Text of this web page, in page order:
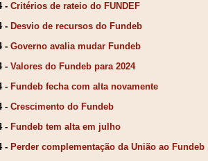
- Critérios de rateio do FUNDEF
- Desvio de recursos do Fundeb
- Governo avalia mudar Fundeb
- Valores do Fundeb para 2024
- Fundeb fecha com alta novamente
- Crescimento do Fundeb
- Fundeb tem alta em julho
- Perder complementação da União ao Fundeb